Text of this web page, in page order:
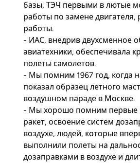
базы, ТЭЧ первыми в лютые
работы по замене двигателя,
работы.
- ИАС, внедрив двухсменное
авиатехники, обеспечивала
полеты самолетов.
- Мы помним 1967 год, когда
показал образец летного
воздушном параде в Москве.
- Мы хорошо помним первые
ракет, освоение систем
воздухе, людей, которые
выполнили полеты на
дозаправками в воздухе и